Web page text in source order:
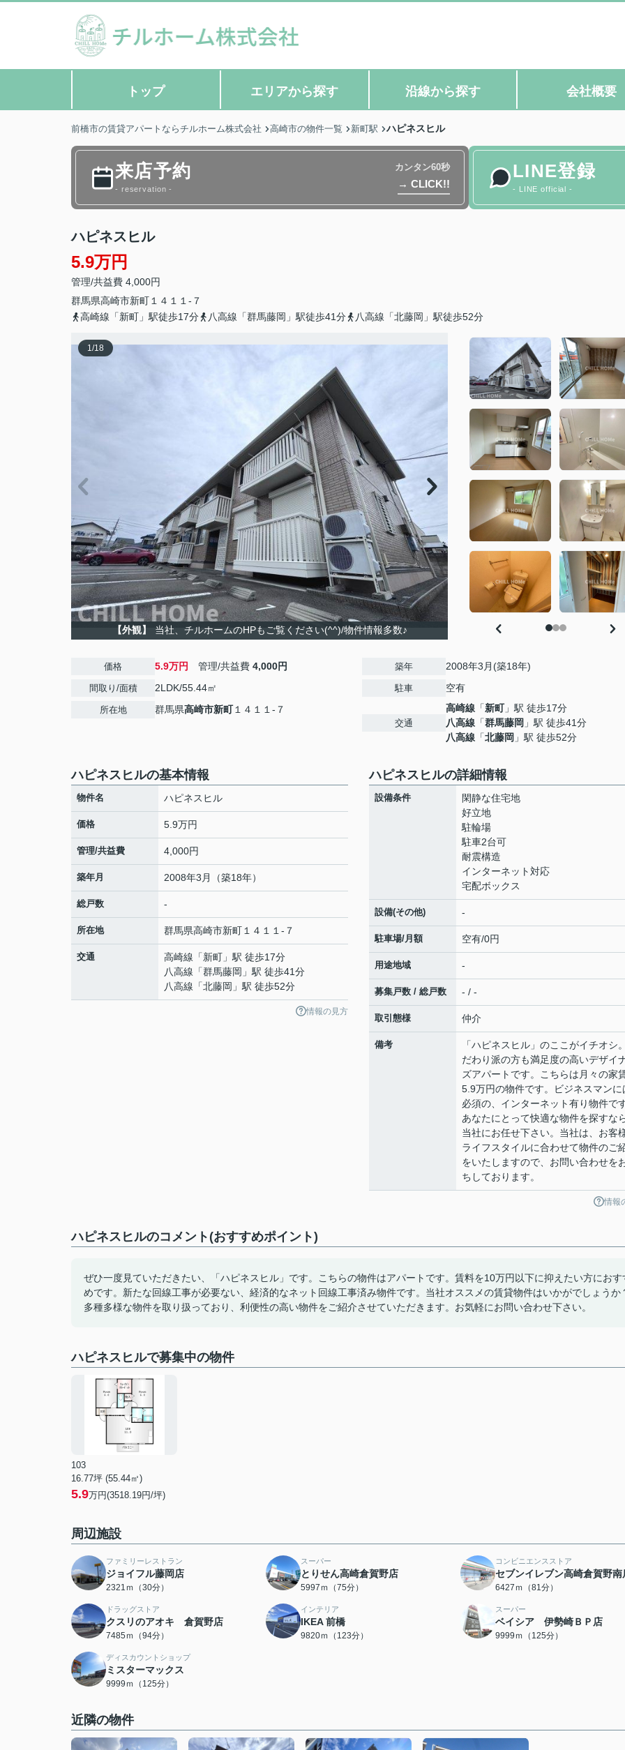
トップ エリアから探す 沿線から探す 会社概要
前橋市の賃貸アパートならチルホーム株式会社 高崎市の物件一覧 新町駅 ハピネスヒル
来店予約
- reservation -
カンタン60秒
→ CLICK!!
LINE登録
- LINE official -
ハピネスヒル
5.9万円
管理/共益費 4,000円
群馬県高崎市新町 １４１１-７
高崎線「新町」駅徒歩17分
八高線「群馬藤岡」駅徒歩41分 八高線「北藤岡」駅徒歩52分
1/18
【外観】 当社、チルホームのHPもご覧ください(^^)/物件情報多数♪
価格 5.9万円 管理/共益費 4,000円
間取り/面積 2LDK/55.44㎡
所在地 群馬県高崎市新町１４１１-７
築年 2008年3月(築18年)
駐車 空有
交通
高崎線 「新町」駅 徒歩17分
八高線 「群馬藤岡 」駅 徒歩41分
八高線 「北藤岡 」駅 徒歩52分
ハピネスヒルの基本情報
物件名 ハピネスヒル
価格 5.9万円
管理/共益費 4,000円
築年月 2008年3月（築18年）
総戸数 -
所在地 群馬県高崎市新町 １４１１-７
交通 高崎線 「新町 」駅 徒歩17分
八高線 「群馬藤岡 」駅 徒歩41分
八高線 「北藤岡 」駅 徒歩52分
情報の見方
ハピネスヒルの詳細情報
設備条件
閑静な住宅地
好立地
駐輪場
駐車2台可
耐震構造
インターネット対応
宅配ボックス
設備(その他) -
駐車場/月額 空有/0円
用途地域 -
募集戸数 / 総戸数 - / -
取引態様 仲介
備考
「ハピネスヒル」のここがイチオシ
だわり派の方も満足度の高いデザイ
ズアパートです。こちらは月々の家
5.9万円の物件です。ビジネスマンに
必須の、インターネット有り物件で
あなたにとって快適な物件を探すな
当社にお任せ下さい。当社は、お客
ライフスタイルに合わせて物件のご
をいたしますので、お問い合わせを
ちしております。
情報
ハピネスヒルのコメント(おすすめポイント)
ぜひ一度見ていただきたい、「ハピネスヒル」です。こちらの物件はアパートです。賃料を10万円以下に抑えたい方におす
めです。新たな回線工事が必要ない、経済的なネット回線工事済み物件です。当社オススメの賃貸物件はいかがでしょうか
多種多様な物件を取り扱っており、利便性の高い物件をご紹介させていただきます。お気軽にお問い合わせ下さい。
ハピネスヒルで募集中の物件
103
16.77坪 (55.44㎡)
5.9万円(3518.19円/坪)
周辺施設
ファミリーレストラン
ジョイフル藤岡店
2321ｍ（30分）
スーパー
とりせん高崎倉賀野店
5997ｍ（75分）
コンビニエンスストア
セブンイレブン高崎倉賀野南
6427ｍ（81分）
ドラッグストア
クスリのアオキ 倉賀野店
7485ｍ（94分）
インテリア
IKEA 前橋
9820ｍ（123分）
スーパー
ベイシア 伊勢崎ＢＰ店
9999ｍ（125分）
ディスカウントショップ
ミスターマックス
9999ｍ（125分）
近隣の物件